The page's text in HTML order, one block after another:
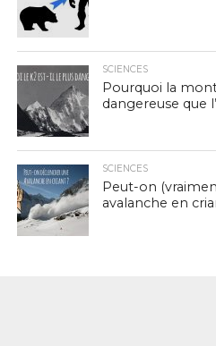
SCIENCES
Pourquoi la
dangereuse que
SCIENCES
Peut-on
avalanche en